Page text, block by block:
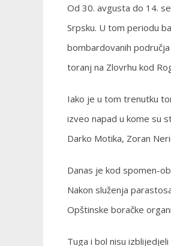
Od 30. avgusta do 14.
Srpsku. U tom periodu
bombardovanih
toranj na Zlovrhu kod
Iako je u tom trenutku
izveo napad u kome su
Darko Motika, Zoran
Danas je kod spomen-
Nakon služenja
Opštinske boračke
Tuga i bol nisu